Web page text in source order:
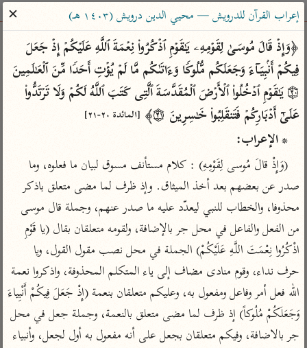
ساهم معنا في نشر القرآن والعلم الشرعي
الباحث القرآني
بحث تفسير علوم مصاحف معاجم
Type 2 or more characters for results.
Type 1 or more
characters for results.
أمّهات
تفسير الطبري
تفسير ابن كثير
تفسير القرطبي
تفسير البغوي
جمع الأقوال
تفسير ابن الجوزي
عامّة
فتح البيان للقنوجي
فتح القدير للشوكاني
تفسير ابن جزي
موسوعات
تفسير الآلوسي
تفسير الرازي
معاصرة
الميسر
المختصر في
التفسير
تفسير السعدي
أيسر التفاسير
القرآن – تدبر وعمل
تفسير ابن عثيمين
إعراب القرآن للدرويش — محيي الدين درويش (١٤٠٣ هـ)
✕
عَلَىٰۤ أَدۡبَارِكُمۡ فَتَنقَلِبُوا۟ خَـٰسِرِینَ ۝٢١﴾
[المائدة ٢٠-٢١]
* الإعراب:
صدر عن بعضهم بعد أخذ الميثاق. وإذ ظرف لما مضى متعلق باذكر
الله فعل أمر وفاعل ومفعول به، وعليكم متعلقان بنعمة (إِذْ جَعَلَ فِيكُمْ أَنْبِياءَ